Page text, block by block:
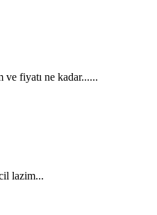
fiyatı ne kadar......
lazim...